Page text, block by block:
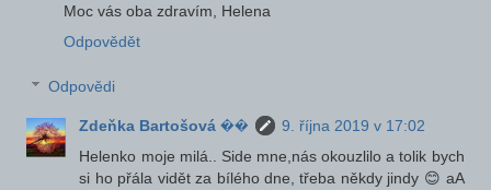
Moc vás oba zdravím, Helena
Odpovědět
Odpovědi
Zdeňka Bartošová ��
9. října 2019 v 17:02
Helenko moje milá.. Side mne,nás okouzlilo a tolik bych
si ho přála vidět za bílého dne, třeba někdy jindy 😊 aA